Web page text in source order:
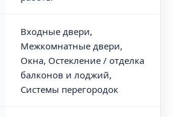
Входные двери,
Межкомнатные двери,
Окна, Остекление / отделка
балконов и лоджий,
Системы перегородок